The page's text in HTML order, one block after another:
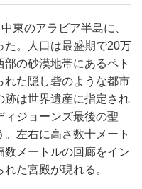
東のアラビア半島に、
た。人口は最盛期で20万
の砂漠地帯にあるペト
れた隠し砦のような都市
跡は世界遺産に指定され
ィジョーンズ最後の聖
左右に高さ数十メート
数メートルの回廊をイン
た宮殿が現れる。